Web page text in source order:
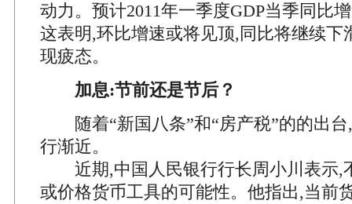
动力。预计2011年一季度GDP当季同比
这表明,环比增速或将见顶,同比将继续下
现疲态。
加息:节前还是节后？
随着“新国八条”和“房产税”的的出台
行渐近。
近期,中国人民银行行长周小川表示,
或价格货币工具的可能性。他指出,当前